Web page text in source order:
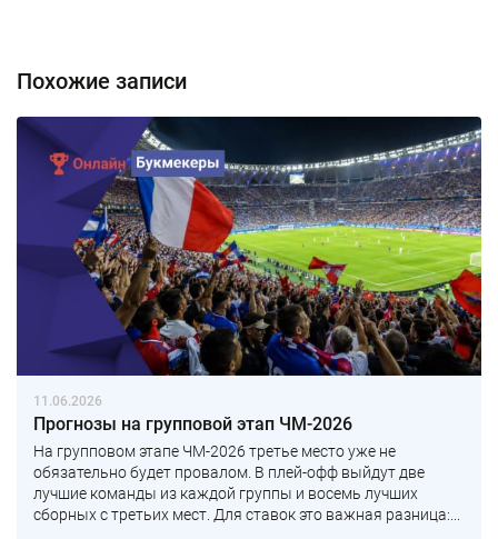
Похожие записи
11.06.2026
Прогнозы на групповой этап ЧМ-2026
На групповом этапе ЧМ-2026 третье место уже не
обязательно будет провалом. В плей-офф выйдут две
лучшие команды из каждой группы и восемь лучших
сборных с третьих мест. Для ставок это важная разница:...